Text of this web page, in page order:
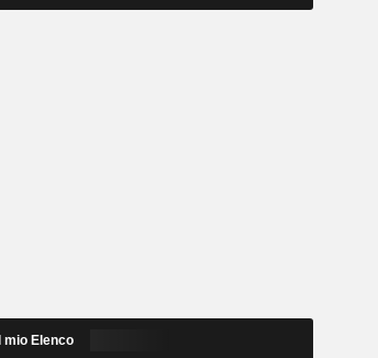
25,62EUR
23,94EUR
Il mio Elenco